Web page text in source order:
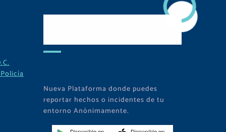
Nueva Plataforma donde puedes
reportar hechos o incidentes de tu
entorno Anónimamente.